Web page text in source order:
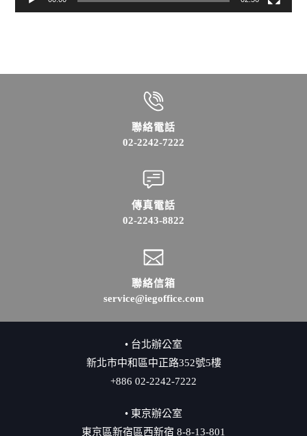
聯絡電話
02-2242-7222
傳真電話
02-2243-8822
聯絡信箱
service@iegoffice.com
• 台北辦公室
新北市中和區中正路352號5樓
+886 02-2242-7222
• 東京辦公室
東京區新宿區西新宿 8-8-13-801